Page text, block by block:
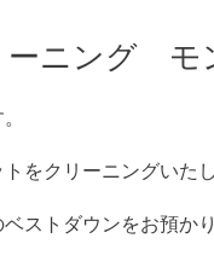
ーニング モ
をクリーニングいたし
ストダウンをお預